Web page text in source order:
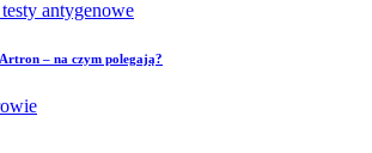
– na czym polegają?